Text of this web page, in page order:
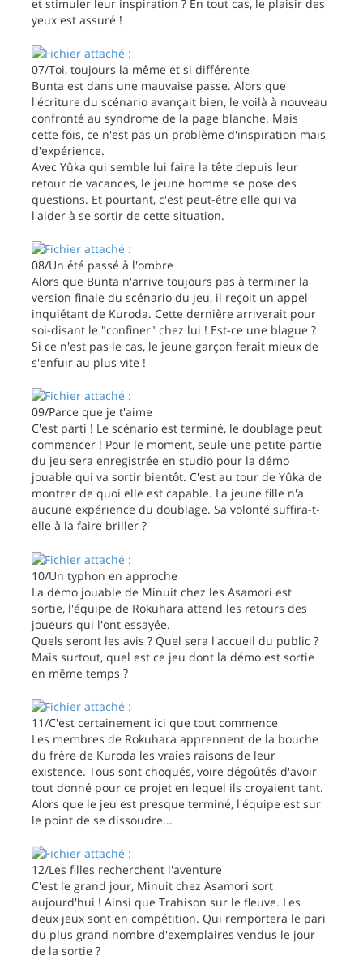
et stimuler leur inspiration ? En tout cas, le plaisir des
yeux est assuré !
07/Toi, toujours la même et si différente
Bunta est dans une mauvaise passe. Alors que
l'écriture du scénario avançait bien, le voilà à nouveau
confronté au syndrome de la page blanche. Mais
cette fois, ce n'est pas un problème d'inspiration mais
d'expérience.
Avec Yûka qui semble lui faire la tête depuis leur
retour de vacances, le jeune homme se pose des
questions. Et pourtant, c'est peut-être elle qui va
l'aider à se sortir de cette situation.
08/Un été passé à l'ombre
Alors que Bunta n'arrive toujours pas à terminer la
version finale du scénario du jeu, il reçoit un appel
inquiétant de Kuroda. Cette dernière arriverait pour
soi-disant le "confiner" chez lui ! Est-ce une blague ?
Si ce n'est pas le cas, le jeune garçon ferait mieux de
s'enfuir au plus vite !
09/Parce que je t'aime
C'est parti ! Le scénario est terminé, le doublage peut
commencer ! Pour le moment, seule une petite partie
du jeu sera enregistrée en studio pour la démo
jouable qui va sortir bientôt. C'est au tour de Yûka de
montrer de quoi elle est capable. La jeune fille n'a
aucune expérience du doublage. Sa volonté suffira-t-
elle à la faire briller ?
10/Un typhon en approche
La démo jouable de Minuit chez les Asamori est
sortie, l'équipe de Rokuhara attend les retours des
joueurs qui l'ont essayée.
Quels seront les avis ? Quel sera l'accueil du public ?
Mais surtout, quel est ce jeu dont la démo est sortie
en même temps ?
11/C'est certainement ici que tout commence
Les membres de Rokuhara apprennent de la bouche
du frère de Kuroda les vraies raisons de leur
existence. Tous sont choqués, voire dégoûtés d'avoir
tout donné pour ce projet en lequel ils croyaient tant.
Alors que le jeu est presque terminé, l'équipe est sur
le point de se dissoudre...
12/Les filles recherchent l'aventure
C'est le grand jour, Minuit chez Asamori sort
aujourd'hui ! Ainsi que Trahison sur le fleuve. Les
deux jeux sont en compétition. Qui remportera le pari
du plus grand nombre d'exemplaires vendus le jour
de la sortie ?